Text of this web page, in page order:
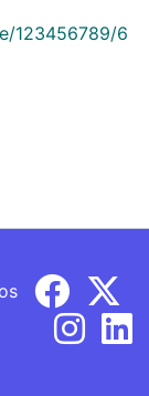
123456789/6